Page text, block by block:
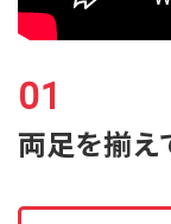
両足を揃え